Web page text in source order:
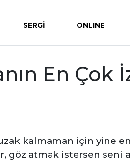
SERGİ ONLINE
En Çok
kalmaman için yine
göz atmak istersen seni